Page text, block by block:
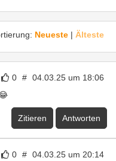
Neueste | Älteste
0 # 04.03.25 um 18:06
Zitieren Antworten
0 # 04.03.25 um 20:14